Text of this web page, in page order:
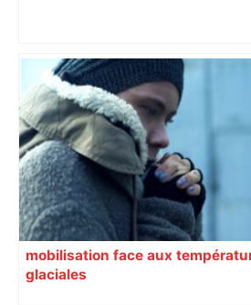
DIRECT. Colère des agriculteurs :
mobilisation agricole à Toulouse
samedi, 113 vaches abattues en
– ladepeche.fr
mobilisation face aux
glaciales